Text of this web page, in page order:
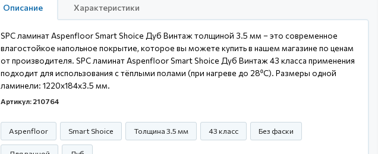
Описание Характеристики
SPC ламинат Aspenfloor Smart Shoice Дуб Винтаж толщиной 3.5 мм – это современное
влагостойкое напольное покрытие, которое вы можете купить в нашем магазине по ценам
от производителя. SPC ламинат Aspenfloor Smart Shoice Дуб Винтаж 43 класса применения
подходит для использования с тёплыми полами (при нагреве до 28⁰С). Размеры одной
ламинели: 1220x184x3.5 мм.
Артикул: 210764
Aspenfloor Smart Shoice Толщина 3.5 мм 43 класс Без фаски